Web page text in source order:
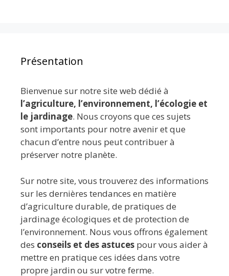
Présentation
Bienvenue sur notre site web dédié à
l’agriculture, l’environnement, l’écologie et
le jardinage. Nous croyons que ces sujets
sont importants pour notre avenir et que
chacun d’entre nous peut contribuer à
préserver notre planète.
Sur notre site, vous trouverez des informations
sur les dernières tendances en matière
d’agriculture durable, de pratiques de
jardinage écologiques et de protection de
l’environnement. Nous vous offrons également
des conseils et des astuces pour vous aider à
mettre en pratique ces idées dans votre
propre jardin ou sur votre ferme.